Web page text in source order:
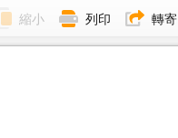
縮小 列印 轉寄